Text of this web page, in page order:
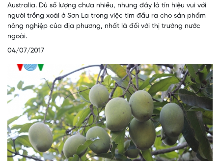
Australia. Dù số lượng chưa nhiều, nhưng đây là tín hiệu vui với
người trồng xoài ở Sơn La trong việc tìm đầu ra cho sản phẩm
nông nghiệp của địa phương, nhất là đối với thị trường nước
ngoài.
04/07/2017